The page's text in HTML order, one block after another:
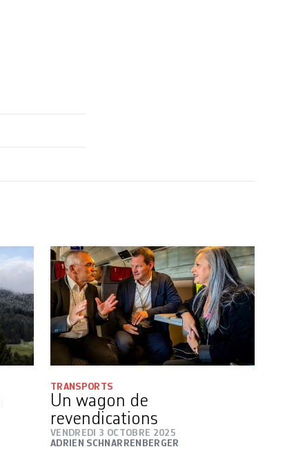
TRANSPORTS
Un wagon de
revendications
VENDREDI 3 OCTOBRE 2025
ADRIEN SCHNARRENBERGER